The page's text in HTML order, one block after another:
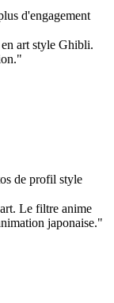
d'engagement
de profil style
en art style Ghibli.
"
Le filtre anime
japonaise."